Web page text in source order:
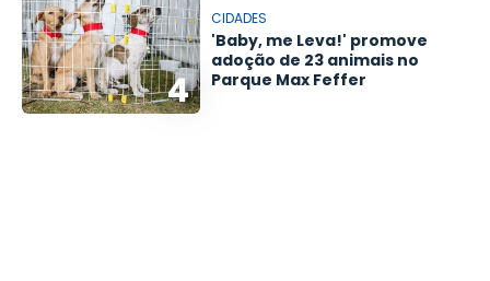
4
CIDADES
'Baby, me Leva!' promove
adoção de 23 animais no
Parque Max Feffer